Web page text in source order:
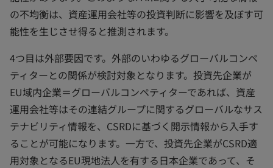
の不均衡は、資産運用会社等の投資判断に影響を及ぼす可
能性を生じさせ得ると推測されます。
4つ目は外部要因です。外部のいわゆるグローバルコンペ
ティターとの関係が検討対象となります。投資先企業が
EU域内企業＝グローバルコンペティターであれば、資産
運用会社等はその連結グループに関するグローバルなサス
テナビリティ情報を、CSRDに基づく開示情報から入手す
ることが可能になります。一方で、投資先企業がCSRD適
用対象となるEU現地法人を有する日本企業であって、そ